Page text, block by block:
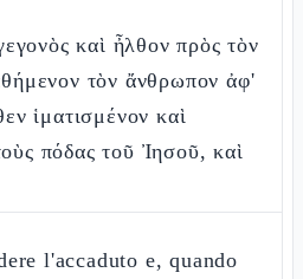
καὶ ἦλθον πρὸς τὸν
τὸν ἄνθρωπον ἀφ'
ἱματισμένον καὶ
πόδας τοῦ Ἰησοῦ, καὶ
l'accaduto e, quando